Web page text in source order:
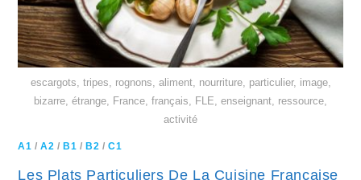
escargots, tripes, rognons, aliment, nourriture, particulier, image,
bizarre, étrange, France, français, FLE, enseignant, ressource,
activité
A1 /A2 /B1 /B2 /C1
Les Plats Particuliers De La Cuisine Française